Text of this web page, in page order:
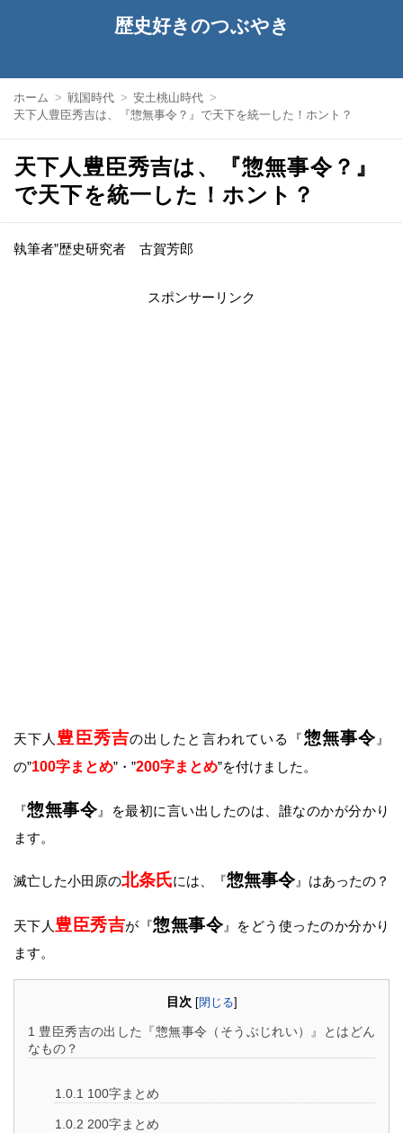
歴史好きのつぶやき
ホーム 戦国時代
安土桃山時代
天下人豊臣秀吉は、『惣無事令？』で天下を統一した！ホント？
天下人豊臣秀吉は、『惣無事令？』
で天下を統一した！ホント？
執筆者”歴史研究者 古賀芳郎
スポンサーリンク
天下人 豊臣秀吉の出したと言われている『惣無事令 』
の”100字まとめ”・”200字まとめ”を付けました。
『惣無事令 』を最初に言い出したのは、誰なのかが分かり
ます。
滅亡した小田原の北条氏には、『惣無事令 』はあったの？
天下人 豊臣秀吉が『惣無事令』をどう使ったのか分かり
ます。
目次 [閉じる]
1 豊臣秀吉の出した『惣無事令（そうぶじれい）』とはどん
なもの？
1.0.1 100字まとめ
1.0.2 200字まとめ